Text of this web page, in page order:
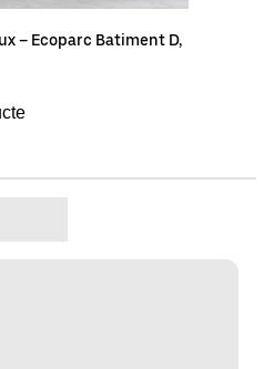
– Ecoparc Batiment D,